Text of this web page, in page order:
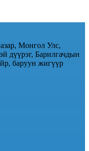
Монгол Улс,
дүүрэг, Барилгачдын
баруун жигүүр